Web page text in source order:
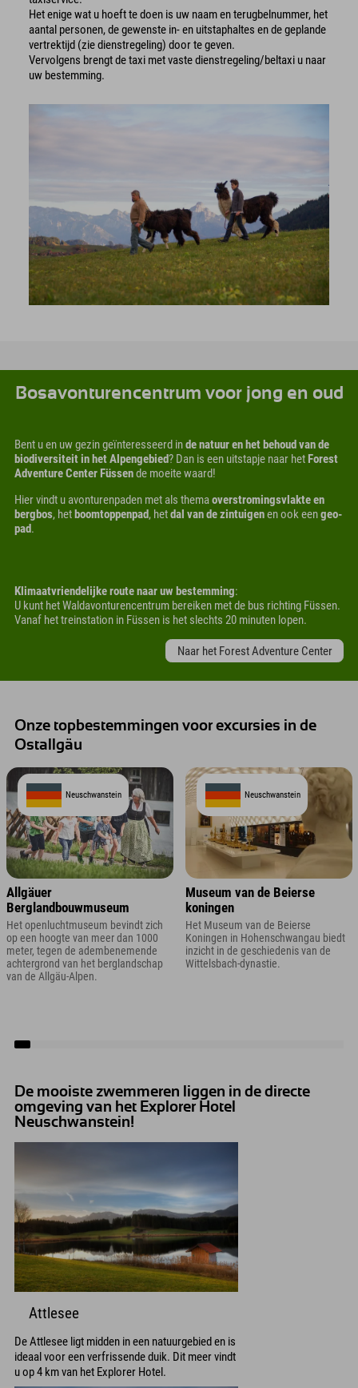
Het enige wat u hoeft te doen is uw naam en terugbelnummer, het
aantal personen, de gewenste in- en uitstaphaltes en de geplande
vertrektijd (zie dienstregeling) door te geven.
Vervolgens brengt de taxi met vaste dienstregeling/beltaxi u naar
uw bestemming.
Bosavonturencentrum voor jong en oud
Bent u en uw gezin geïnteresseerd inde natuur en het behoud van de
biodiversiteit in het Alpengebied? Dan is een uitstapje naar hetForest
Adventure Center Füssende moeite waard!
Hier vindt u avonturenpaden met als themaoverstromingsvlakte en
bergbos, hetboomtoppenpad, hetdal van de zintuigenen ook eengeo-
pad.
Klimaatvriendelijke route naar uw bestemming:
U kunt het Waldavonturencentrum bereiken met de bus richting Füssen.
Vanaf het treinstation in Füssen is het slechts 20 minuten lopen.
Naar het Forest Adventure Center
Onze topbestemmingen voor excursies in de
Ostallgäu
Neuschwanstein
Allgäuer
Berglandbouwmuseum
Het openluchtmuseum bevindt zich
op een hoogte van meer dan 1000
meter, tegen de adembenemende
achtergrond van het berglandschap
van de Allgäu-Alpen.
Neuschwanstein
Museum van de Beierse
koningen
Het Museum van de Beierse
Koningen in Hohenschwangau biedt
inzicht in de geschiedenis van de
Wittelsbach-dynastie.
De mooiste zwemmeren liggen in de directe
omgeving van het Explorer Hotel
Neuschwanstein!
Attlesee
De Attlesee ligt midden in een natuurgebied en is
ideaal voor een verfrissende duik. Dit meer vindt
u op 4 km van het Explorer Hotel.